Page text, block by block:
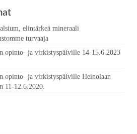
elintärkeä mineraali
turvaaja
opinto- ja virkistyspäiville 14-15.6.2023
opinto- ja virkistyspäiville Heinolaan
11-12.6.2020.